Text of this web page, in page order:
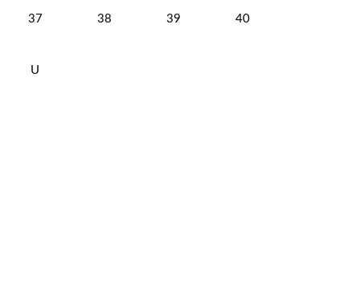
37 38 39 40
U